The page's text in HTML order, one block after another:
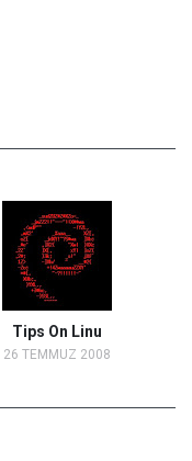
Tips On Linu
26 TEMMUZ 2008